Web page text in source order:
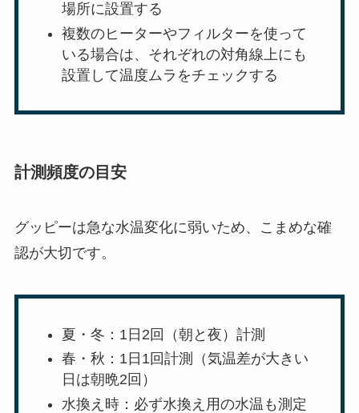
場所に設置する
複数のヒーターやフィルターを使って
いる場合は、それぞれの対角線上にも
設置して温度ムラをチェックする
計測頻度の目安
グッピーは急な水温変化に弱いため、こまめな確
認が大切です。
夏・冬：1日2回（朝と夜）計測
春・秋：1日1回計測（気温差が大きい
日は朝晩2回）
水換え時：必ず水換え用の水温も測定